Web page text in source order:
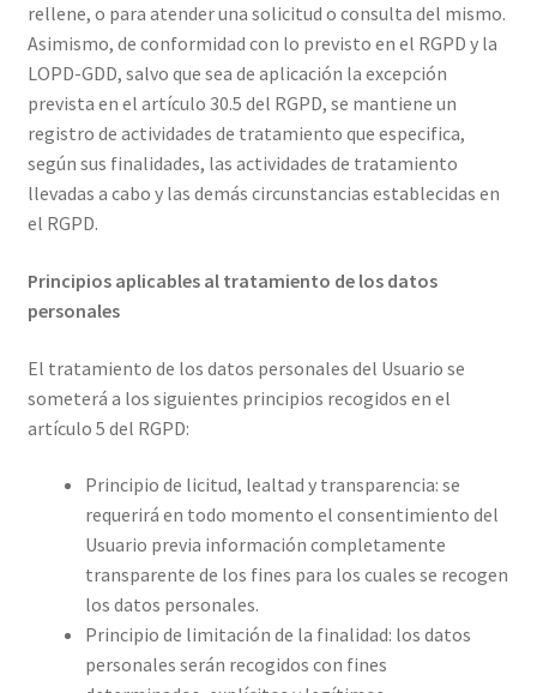
rellene, o para atender una solicitud o consulta del mismo.
Asimismo, de conformidad con lo previsto en el RGPD y la
LOPD-GDD, salvo que sea de aplicación la excepción
prevista en el artículo 30.5 del RGPD, se mantiene un
registro de actividades de tratamiento que especifica,
según sus finalidades, las actividades de tratamiento
llevadas a cabo y las demás circunstancias establecidas en
el RGPD.
Principios aplicables al tratamiento de los datos
personales
El tratamiento de los datos personales del Usuario se
someterá a los siguientes principios recogidos en el
artículo 5 del RGPD:
Principio de licitud, lealtad y transparencia: se
requerirá en todo momento el consentimiento del
Usuario previa información completamente
transparente de los fines para los cuales se recogen
los datos personales.
Principio de limitación de la finalidad: los datos
personales serán recogidos con fines